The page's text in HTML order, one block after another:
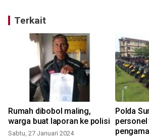
Terkait
Rumah dibobol maling,
warga buat laporan ke polisi
Sabtu, 27 Januari 2024
Polda